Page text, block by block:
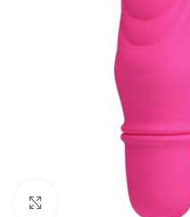
Click to enlarge